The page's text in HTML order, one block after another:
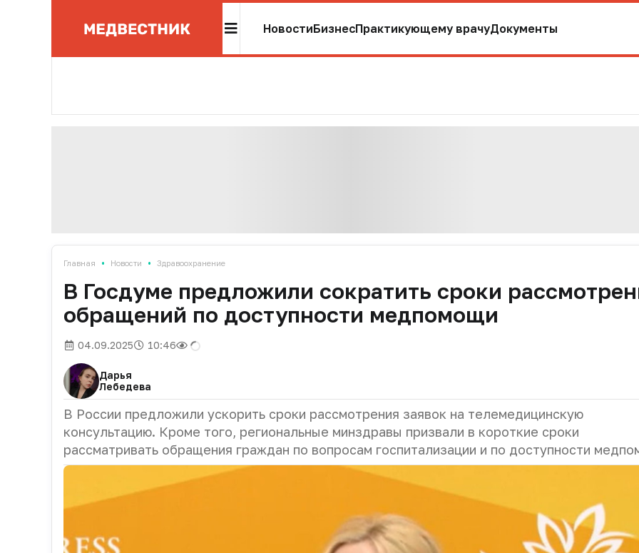
НовостиБизнесПрактикующему врачуДокументы
Главная • Новости • Здравоохранение
В Госдуме предложили сократить сроки
обращений по доступности медпомощи
04.09.2025 10:46
Дарья
Лебедева
В России предложили ускорить сроки рассмотрения заявок на телемедицинскую
консультацию. Кроме того, региональные минздравы призвали в короткие сроки
рассматривать обращения граждан по вопросам госпитализации и по доступности